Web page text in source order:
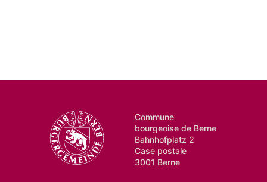
Commune
bourgeoise de Berne
Bahnhofplatz 2
Case postale
3001 Berne